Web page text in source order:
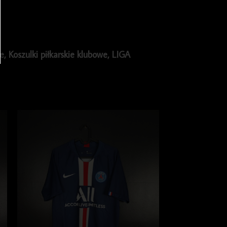
, Koszulki piłkarskie klubowe, LIGA